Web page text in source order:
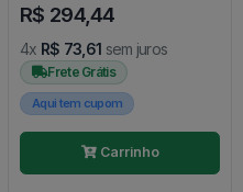
R$ 294,44
4x R$ 73,61 sem juros
Frete Grátis
Aqui tem cupom
Carrinho